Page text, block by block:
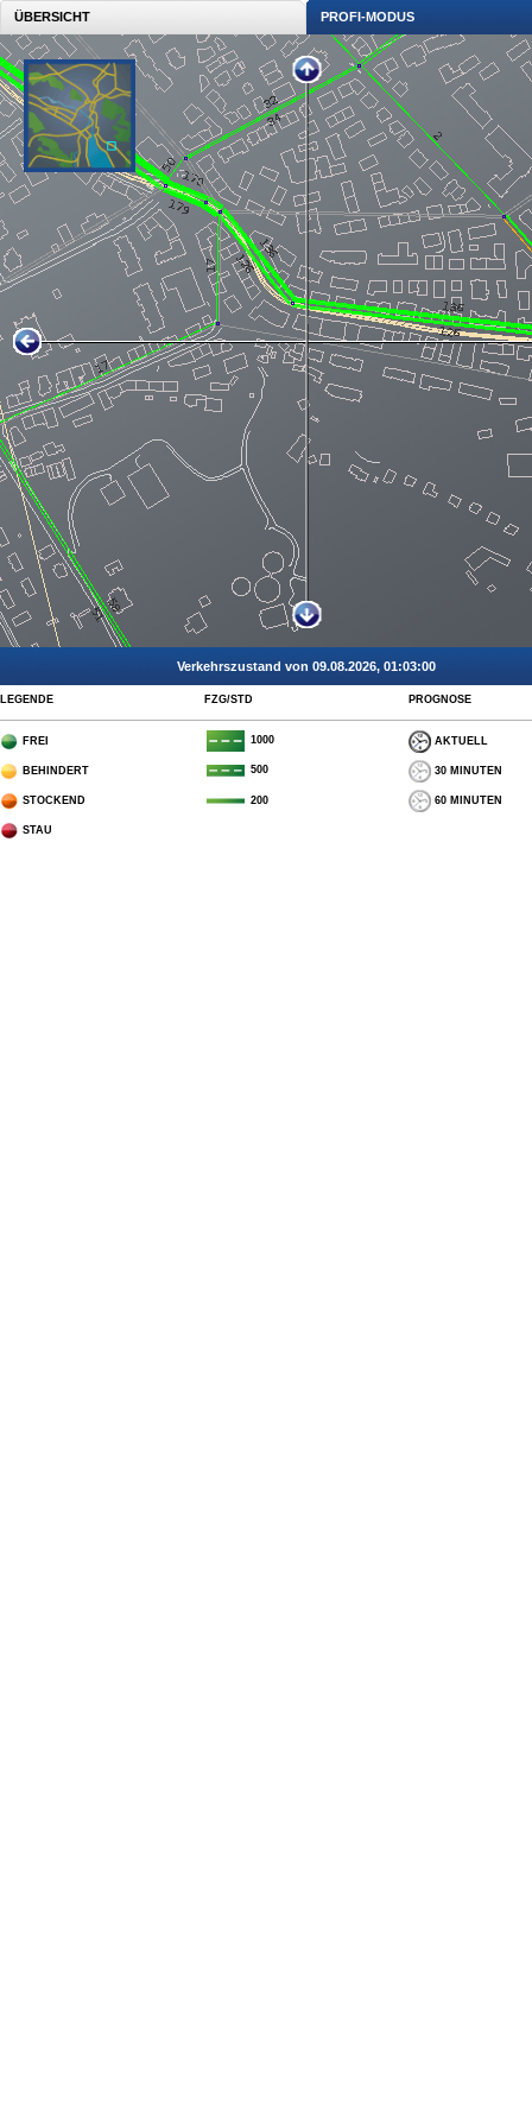
ÜBERSICHT PROFI-MODUS
Verkehrszustand von 09.08.2026, 01:03:00
LEGENDE FZG/STD PROGNOSE
FREI 1000 AKTUELL
BEHINDERT 500 30 MINUTEN
STOCKEND 200 60 MINUTEN
STAU